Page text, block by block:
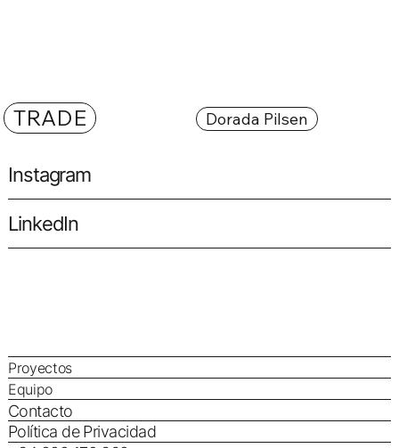
TRADE Dorada Pilsen
Instagram
LinkedIn
Proyectos
Equipo
Contacto
Política de Privacidad